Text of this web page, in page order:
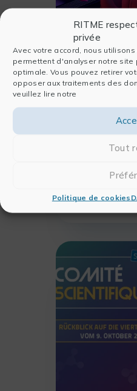
RITME
privée
Avec votre accord, nous
permettent d'analyser notre site
optimale. Vous pouvez retirer
opposer aux traitements des
veuillez lire notre
Tout
Politique de cookies
24/11/2025
LÖSUNGEN
Wie
qualitative
Überblick über
Werkzeuge
eines
relevanten
Untersuchung.